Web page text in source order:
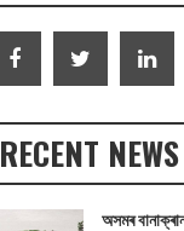
RECENT NEWS
অসমৰ